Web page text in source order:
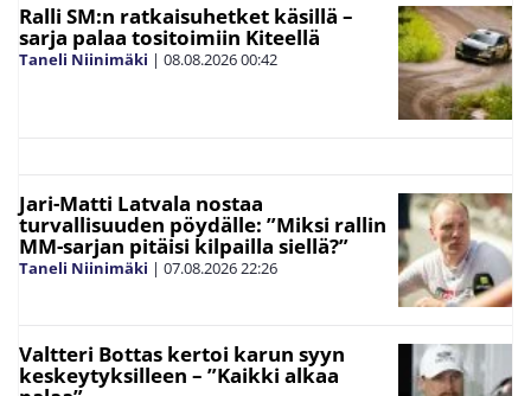
Ralli SM:n ratkaisuhetket käsillä –
sarja palaa tositoimiin Kiteellä
Taneli Niinimäki | 08.08.202600:42
Jari-Matti Latvala nostaa
turvallisuuden pöydälle: ”Miksi rallin
MM-sarjan pitäisi kilpailla siellä?”
Taneli Niinimäki | 07.08.202622:26
Valtteri Bottas kertoi karun syyn
keskeytyksilleen – ”Kaikki alkaa